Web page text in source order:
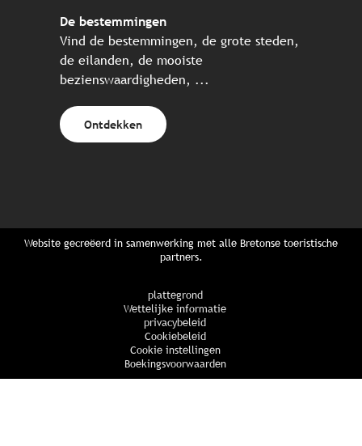
De bestemmingen
Vind de bestemmingen, de grote steden,
de eilanden, de mooiste
bezienswaardigheden, ...
Ontdekken
Website gecreëerd in samenwerking met alle Bretonse toeristische
partners.
plattegrond
Wettelijke informatie
privacybeleid
Cookiebeleid
Cookie instellingen
Boekingsvoorwaarden